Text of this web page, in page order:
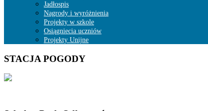
Jadłospis
Nagrody i wyróżnienia
Projekty w szkole
Osiągniecia uczniów
Projekty Unijne
STACJA POGODY